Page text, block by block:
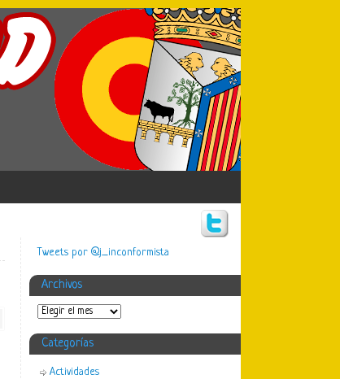
Tweets por @j_inconformista
Archivos
Categorías
Actividades